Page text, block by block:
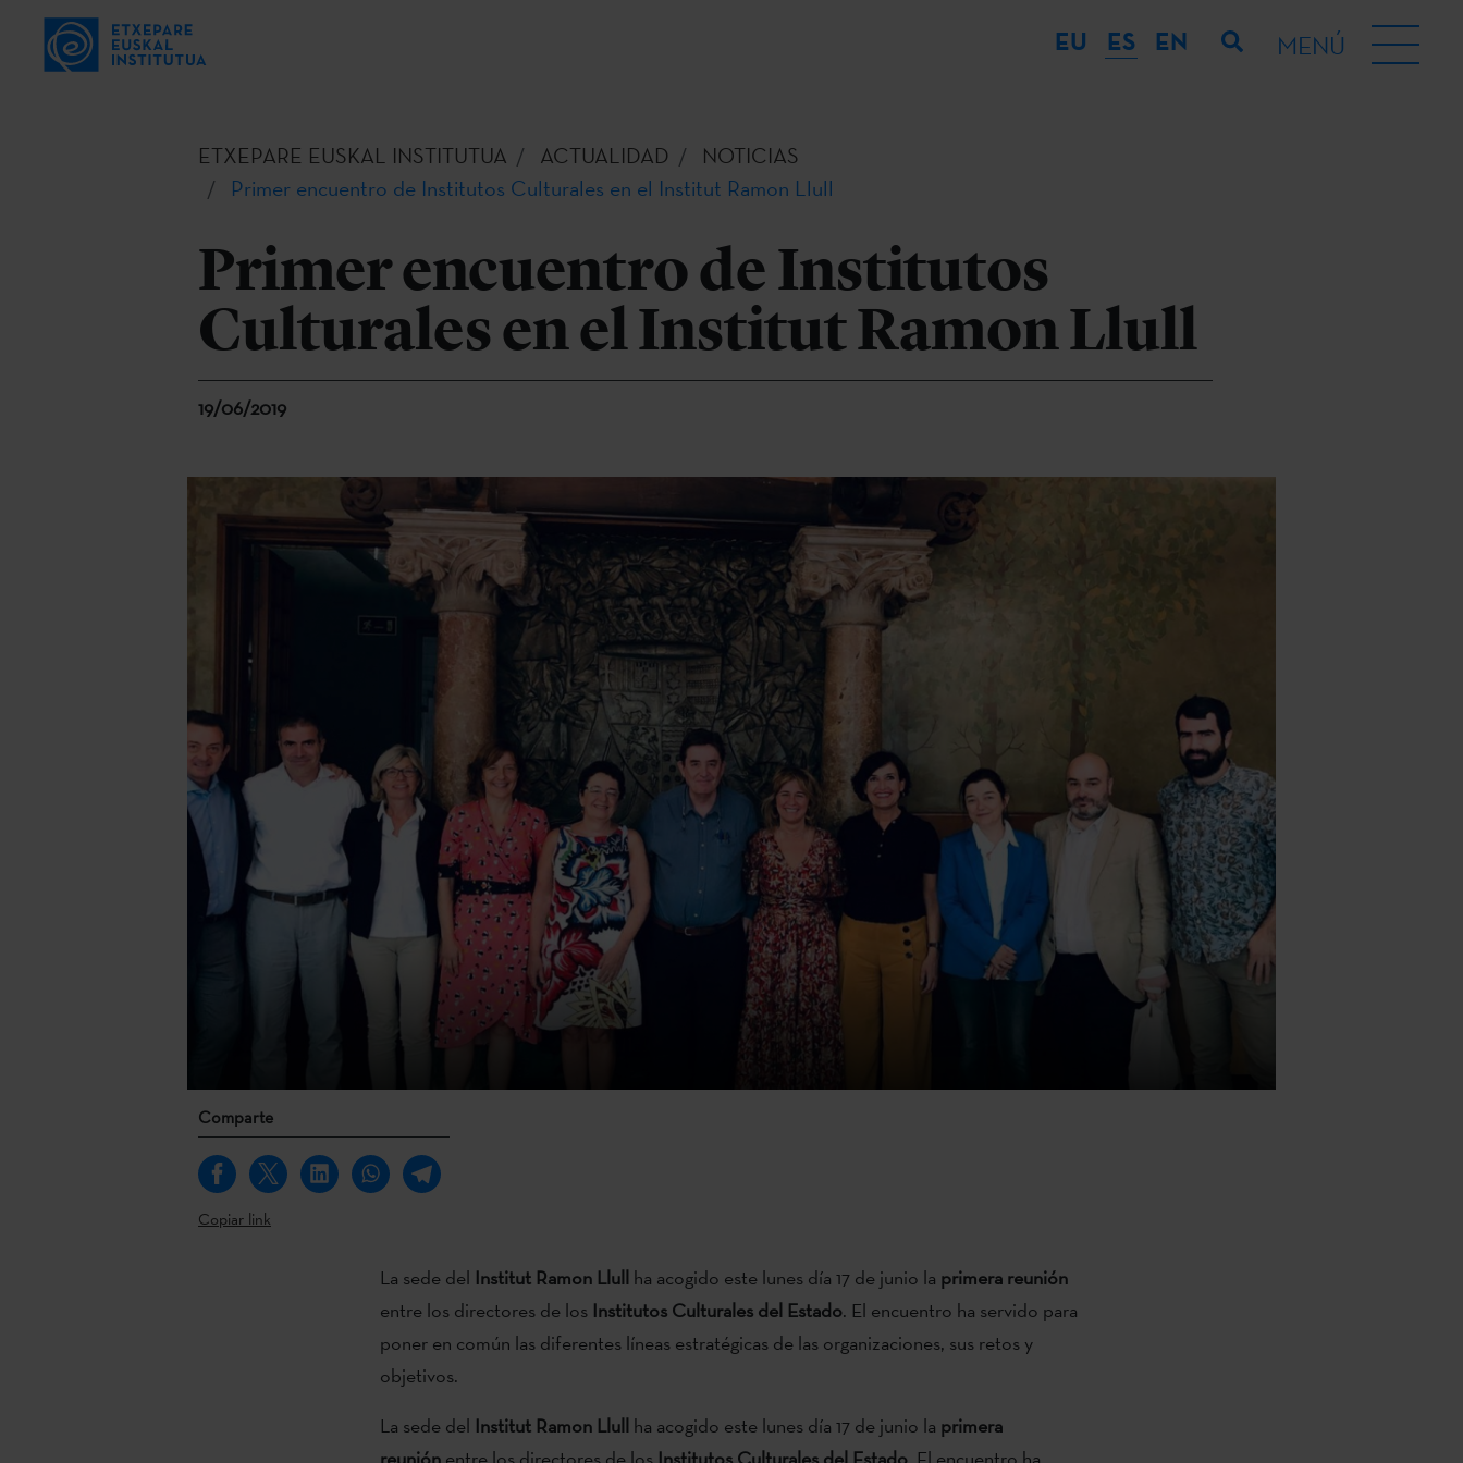
EU ES EN MENÚ
ETXEPARE EUSKAL INSTITUTUA ACTUALIDAD
NOTICIAS
Primer encuentro de Institutos Culturales en el Institut Ramon Llull
Primer encuentro de Institutos
Culturales en el Institut Ramon Llull
19/06/2019
Comparte
Copiar link
La sede del Institut Ramon Llullha acogido este lunes día 17 de junio la primera reunión
entre los directores de los Institutos Culturales del Estado. El encuentro ha servido para
poner en común las diferentes líneas estratégicas de las organizaciones, sus retos y
objetivos.
La sede del Institut Ramon Llullha acogido este lunes día 17 de junio la primera
reuniónentre los directores de los Institutos Culturales del Estado. El encuentro ha